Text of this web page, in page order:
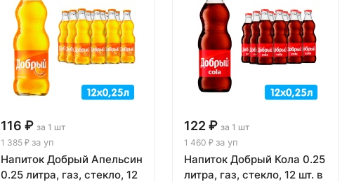
116 ₽ за 1 шт
1 385 ₽за уп
Напиток Добрый Апельсин
0.25 литра, газ, стекло, 12
122 ₽ за 1 шт
1 460 ₽за уп
Напиток Добрый Кола 0.25
литра, газ, стекло, 12 шт. в